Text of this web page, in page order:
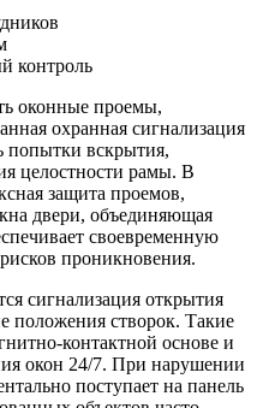
контроль
оконные проемы,
охранная сигнализация
попытки вскрытия,
целостности рамы. В
защита проемов,
двери, объединяющая
своевременную
проникновения.
сигнализация открытия
положения створок. Такие
контактной основе и
окон 24/7. При нарушении
поступает на панель